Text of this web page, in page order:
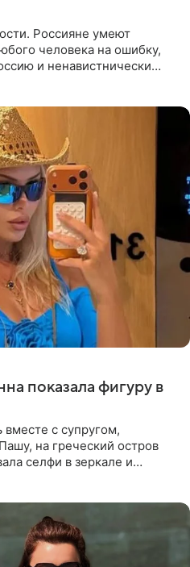
Россияне умеют
человека на ошибку,
и ненавистнически
показала фигуру в
вместе с супругом,
на греческий остров
селфи в зеркале и